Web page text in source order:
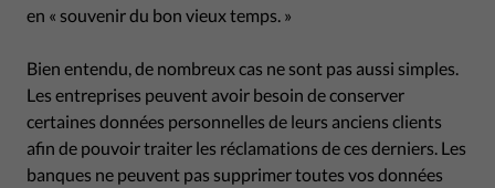
en « souvenir du bon vieux temps. »
Bien entendu, de nombreux cas ne sont pas aussi simples.
Les entreprises peuvent avoir besoin de conserver
certaines données personnelles de leurs anciens clients
afin de pouvoir traiter les réclamations de ces derniers. Les
banques ne peuvent pas supprimer toutes vos données